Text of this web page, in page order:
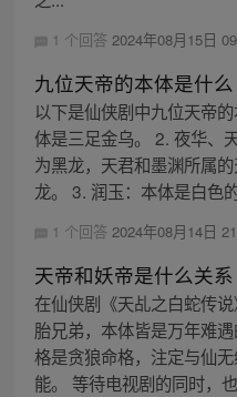
1 个回答 2024年08月15日
九位天帝的本体是什么
以下是仙侠剧中九位天帝
体是三足金乌。 2. 夜华、
为黑龙，天君和墨渊所属
龙。 3. 润玉：本体是白色
1 个回答 2024年08月14日
天帝和妖帝是什么关系
在仙侠剧《天乩之白蛇传
胎兄弟，本体皆是万年难
格是贪狼命格，注定与仙
能。 等待电视剧的同时，